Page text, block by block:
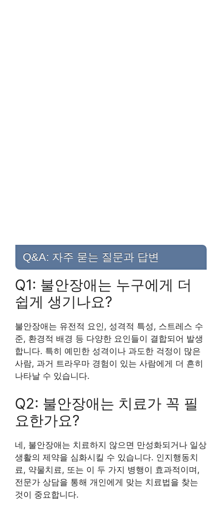
Q&A: 자주 묻는 질문과 답변
Q1: 불안장애는 누구에게 더
쉽게 생기나요?
불안장애는 유전적 요인, 성격적 특성, 스트레스 수
준, 환경적 배경 등 다양한 요인들이 결합되어 발생
합니다. 특히 예민한 성격이나 과도한 걱정이 많은
사람, 과거 트라우마 경험이 있는 사람에게 더 흔히
나타날 수 있습니다.
Q2: 불안장애는 치료가 꼭 필
요한가요?
네, 불안장애는 치료하지 않으면 만성화되거나 일상
생활의 제약을 심화시킬 수 있습니다. 인지행동치
료, 약물치료, 또는 이 두 가지 병행이 효과적이며,
전문가 상담을 통해 개인에게 맞는 치료법을 찾는
것이 중요합니다.